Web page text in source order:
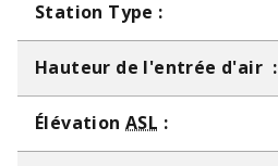
Station Type :
Hauteur de l'entrée d'air :
ÉlévationASL :